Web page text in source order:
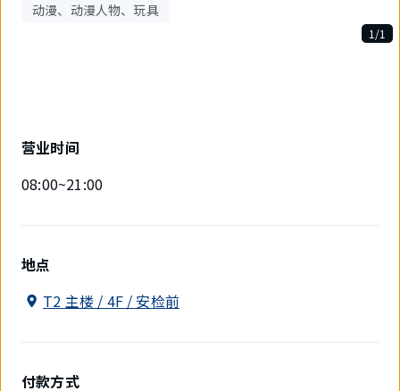
动漫、动漫人物、玩具
件。
1/1
营业时间
08:00~21:00
地点
T2 主楼 / 4F / 安检前
付款方式